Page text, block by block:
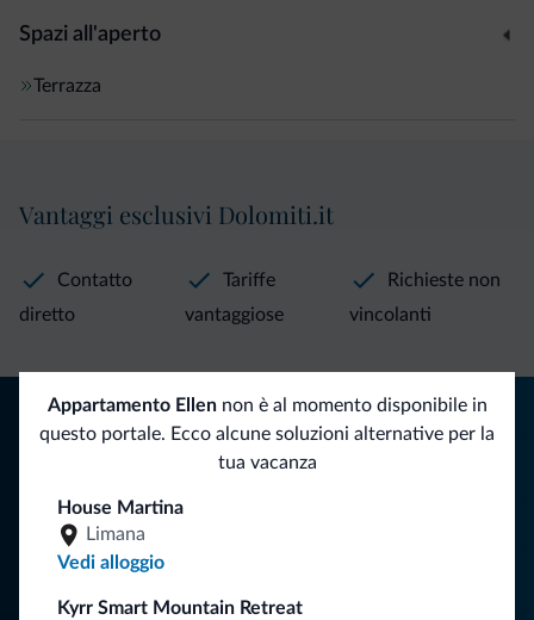
Spazi all'aperto
Terrazza
Appartamento Ellennon è al momento disponibile in
questo portale. Ecco alcune soluzioni alternative per la
tua vacanza
House Martina
Limana
Vedi alloggio
Kyrr Smart Mountain Retreat
Vantaggi esclusivi Dolomiti.it
Contatto
diretto
Tariffe
vantaggiose
Richieste non
vincolanti
Consigli dalle Dolomiti
Riceverai informazioni, offerte esclusive e news per la tua